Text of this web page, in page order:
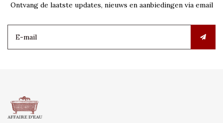
Ontvang de laatste updates, nieuws en aanbiedingen via email